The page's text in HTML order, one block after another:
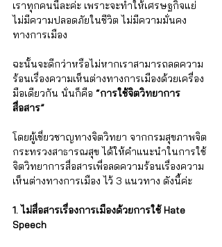
เราทุกคนนี้ละค่ะ เพราะจะทำให้เศรษฐกิจแย่
ไม่มีความปลอดภัยในชีวิต ไม่มีความมั่นคง
ทางการเมือง
ฉะนั้นจะดีกว่าหรือไม่หากเราสามารถลดความ
ร้อนเรื่องความเห็นต่างทางการเมืองด้วยเครื่อง
มือเดียวกัน นั่นก็คือ “การใช้จิตวิทยาการ
สื่อสาร”
โดยผู้เชี่ยวชาญทางจิตวิทยา จากกรมสุขภาพจิต
กระทรวงสาธารณสุข ได้ให้คำแนะนำในการใช้
จิตวิทยาการสื่อสารเพื่อลดความร้อนเรื่องความ
เห็นต่างทางการเมือง ไว้ 3 แนวทาง ดังนี้ค่ะ
1. ไม่สื่อสารเรื่องการเมืองด้วยการใช้ Hate
Speech